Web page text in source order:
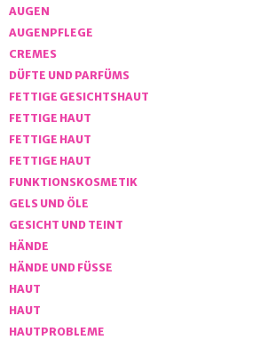
AUGEN
AUGENPFLEGE
CREMES
DÜFTE UND PARFÜMS
FETTIGE GESICHTSHAUT
FETTIGE HAUT
FETTIGE HAUT
FETTIGE HAUT
FUNKTIONSKOSMETIK
GELS UND ÖLE
GESICHT UND TEINT
HÄNDE
HÄNDE UND FÜSSE
HAUT
HAUT
HAUTPROBLEME